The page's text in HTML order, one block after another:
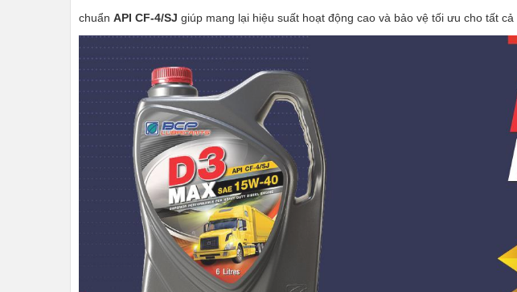
chuẩn API CF-4/SJ giúp mang lại hiệu suất hoạt động cao và bảo vệ tối ưu cho tất cả